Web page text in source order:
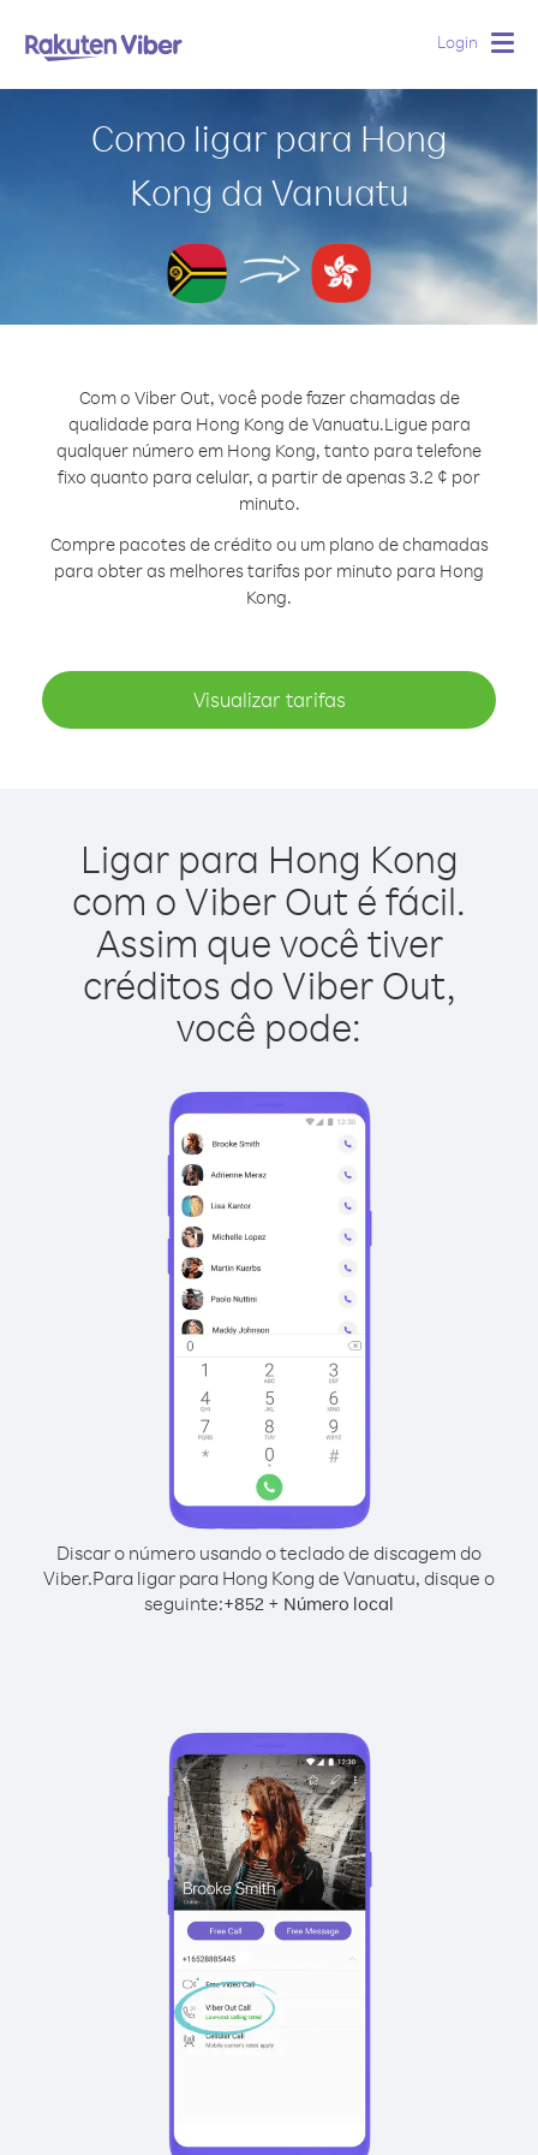
Login
Como ligar para Hong
Kong da Vanuatu
Com o Viber Out, você pode fazer chamadas de
qualidade para Hong Kong de Vanuatu.Ligue para
qualquer número em Hong Kong, tanto para telefone
fixo quanto para celular, a partir de apenas 3.2 ¢ por
minuto.
Compre pacotes de crédito ou um plano de chamadas
para obter as melhores tarifas por minuto para Hong
Kong.
Visualizar tarifas
Ligar para Hong Kong
com o Viber Out é fácil.
Assim que você tiver
créditos do Viber Out,
você pode:
Discar o número usando o teclado de discagem do
Viber.Para ligar para Hong Kong de Vanuatu, disque o
seguinte:+852 + Número local